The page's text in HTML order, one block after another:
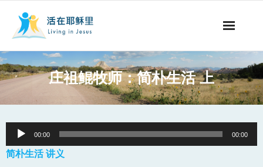
事工概要
阅读文章
永生之道
庄祖鲲牧师：简朴生活 上
Audio
Player
00:00 00:00
简朴生活 讲义